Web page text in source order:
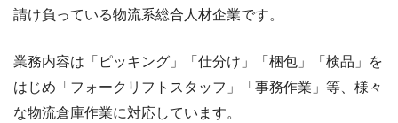
請け負っている物流系総合人材企業です。
業務内容は「ピッキング」「仕分け」「梱包」「検品」を
はじめ「フォークリフトスタッフ」「事務作業」等、様々
な物流倉庫作業に対応しています。